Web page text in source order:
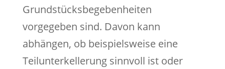
Grundstücksbegebenheiten
vorgegeben sind. Davon kann
abhängen, ob beispielsweise eine
Teilunterkellerung sinnvoll ist oder